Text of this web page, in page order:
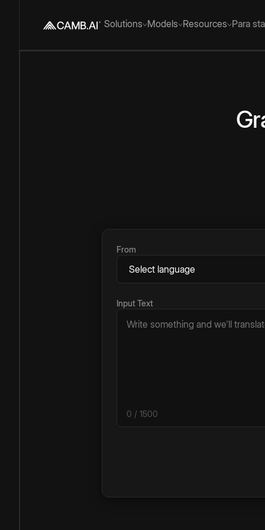
Solutions Models Resources Para
From
Input Text
0 / 1500